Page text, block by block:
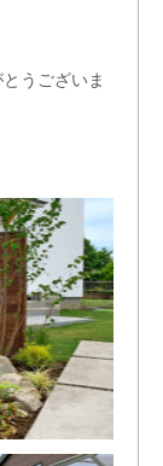
うございま